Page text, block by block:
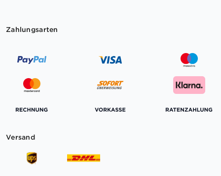
Zahlungsarten
Versand